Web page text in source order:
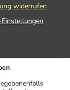
widerrufen